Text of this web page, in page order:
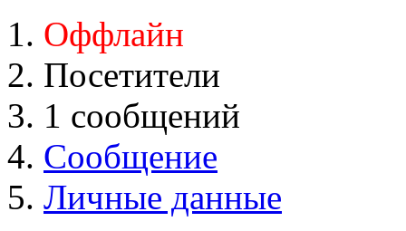
Оффлайн
Посетители
1 сообщений
Сообщение
Личные данные